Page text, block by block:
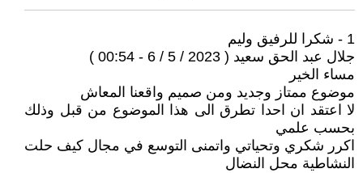
1 - شكرا للرفيق وليم
جلال عبد الحق سعيد ( 2023 / 5 / 6 - 00:54 )
مساء الخير
موضوع ممتاز وجديد ومن صميم واقعنا المعاش
لا اعتقد ان احدا تطرق الى هذا الموضوع من قبل وذلك
بحسب علمي
اكرر شكري وتحياتي واتمنى التوسع في مجال كيف حلت
النشاطية محل النضال